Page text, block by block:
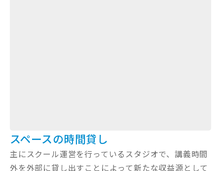
スペースの時間貸し
主にスクール運営を行っているスタジオで、講義時間
外を外部に貸し出すことによって新たな収益源として